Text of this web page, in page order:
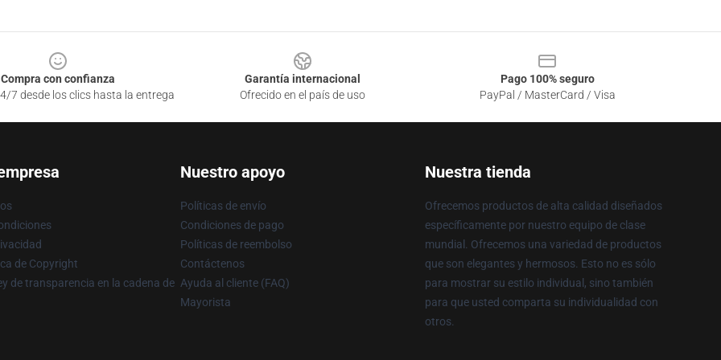
Compra con confianza
7 desde los clics hasta la entrega
Garantía internacional
Ofrecido en el país de uso
Pago 100% seguro
PayPal / MasterCard / Visa
de Copyright
de transparencia en la cadena de
Nuestro apoyo
Políticas de envío
Condiciones de pago
Políticas de reembolso
Contáctenos
Ayuda al cliente (FAQ)
Mayorista
Nuestra tienda
Ofrecemos productos de alta calidad diseñados
específicamente por nuestro equipo de clase
mundial. Ofrecemos una variedad de productos
que son elegantes y hermosos. Esto no es sólo
para mostrar su estilo individual, sino también
para que usted comparta su individualidad con
otros.